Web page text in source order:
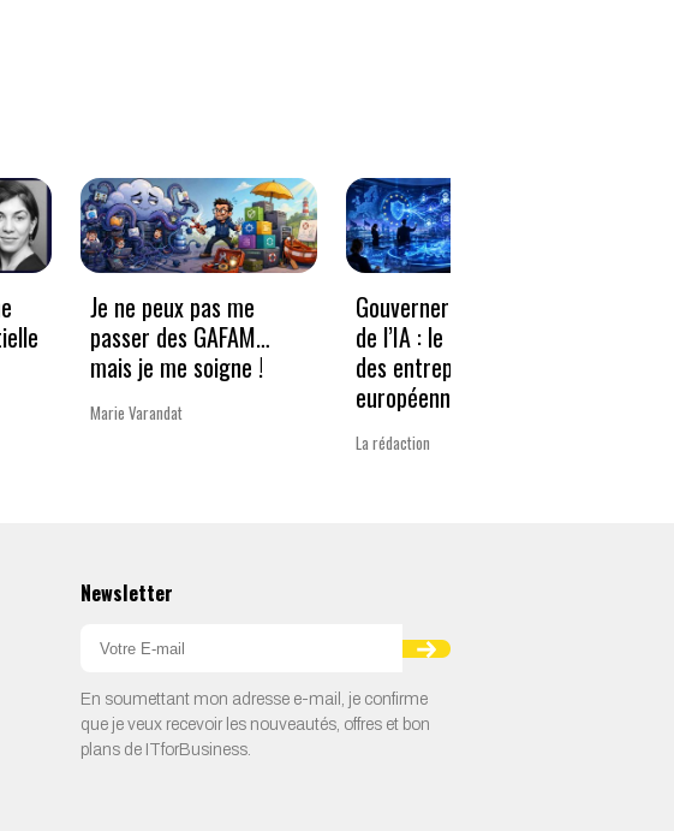
Je ne peux pas me
passer des GAFAM…
mais je me soigne !
Marie Varandat
Gouverner à la vitesse
de l’IA : le nouveau défi
des entreprises
européennes
La rédaction
Newsletter
En soumettant mon adresse e-mail, je confirme
que je veux recevoir les nouveautés, offres et bon
plans de ITforBusiness.